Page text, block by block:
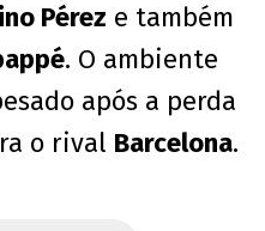
Pérez e também
. O ambiente
após a perda
o rival Barcelona.